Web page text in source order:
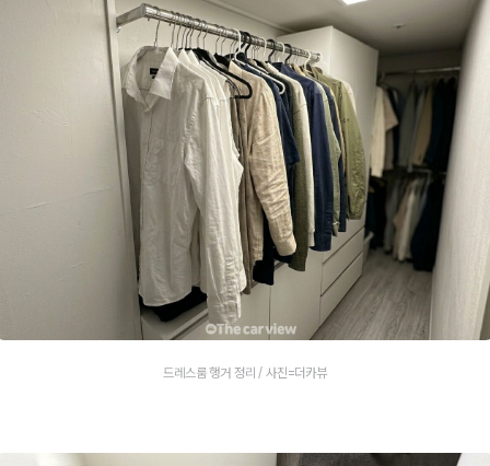
드레스룸 행거 정리 / 사진=더카뷰